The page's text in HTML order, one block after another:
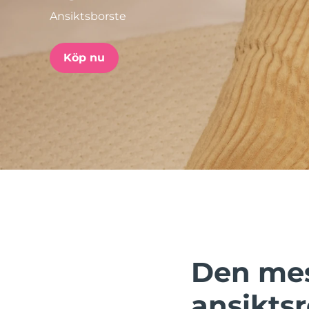
Ansiktsborste
Köp nu
Den
issa™ Teeth Whitening Set
FAQ™ Dual LED Panel
POPULÄR